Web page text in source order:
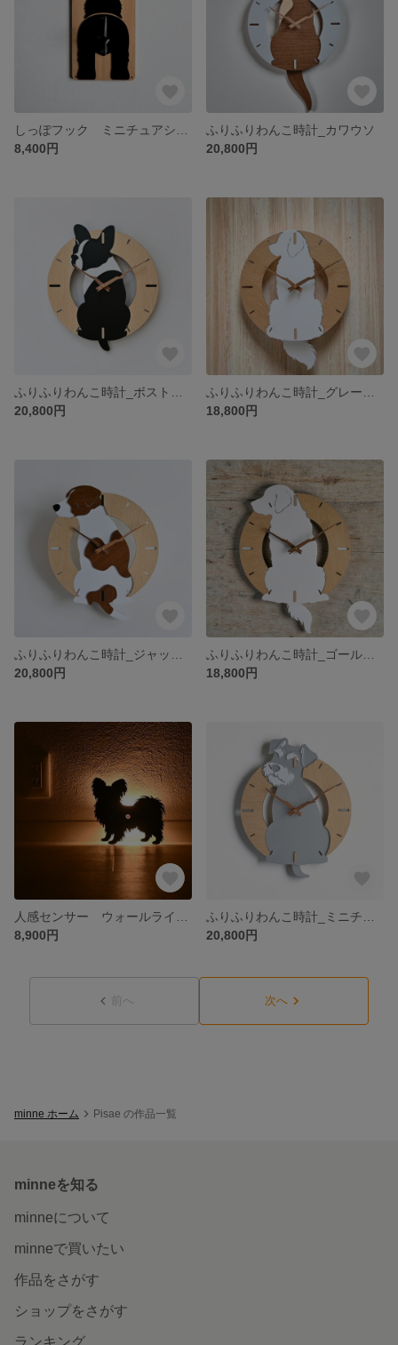
8,400円
ふりふりわんこ時計_カワウソ
20,800円
20,800円
18,800円
20,800円
18,800円
8,900円
20,800円
前へ 次へ
minne ホーム Pisae の作品一覧
minneを知る
minneについて
minneで買いたい
作品をさがす
ショップをさがす
ランキング